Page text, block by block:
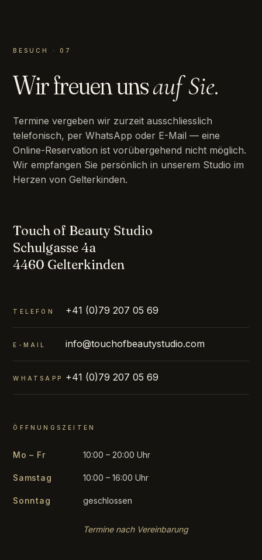
BESUCH · 07
Wir freuen unsauf Sie.
Termine vergeben wir zurzeit ausschliesslich
telefonisch, per WhatsApp oder E-Mail — eine
Online-Reservation ist vorübergehend nicht möglich.
Wir empfangen Sie persönlich in unserem Studio im
Herzen von Gelterkinden.
Touch of Beauty Studio
Schulgasse 4a
4460 Gelterkinden
TELEFON +41 (0)79 207 05 69
E-MAIL info@touchofbeautystudio.com
WHATSAPP +41 (0)79 207 05 69
ÖFFNUNGSZEITEN
Mo – Fr 10:00 – 20:00 Uhr
Samstag 10:00 – 16:00 Uhr
Sonntag geschlossen
Termine nach Vereinbarung